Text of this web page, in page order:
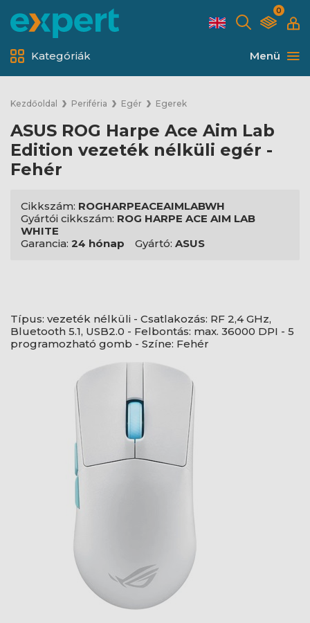
0
Menü
Kategóriák
Kezdőoldal Periféria Egér Egerek
ASUS ROG Harpe Ace Aim Lab
Edition vezeték nélküli egér -
Fehér
Cikkszám: ROGHARPEACEAIMLABWH
Gyártói cikkszám: ROG HARPE ACE AIM LAB
WHITE
Garancia: 24 hónap Gyártó: ASUS
Típus: vezeték nélküli - Csatlakozás: RF 2,4 GHz,
Bluetooth 5.1, USB2.0 - Felbontás: max. 36000 DPI - 5
programozható gomb - Színe: Fehér